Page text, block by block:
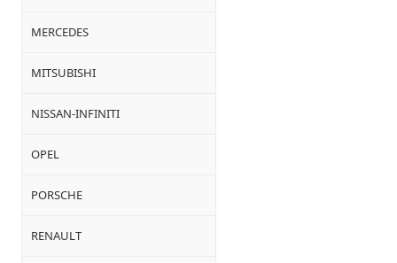
MERCEDES
MITSUBISHI
NISSAN-INFINITI
OPEL
PORSCHE
RENAULT